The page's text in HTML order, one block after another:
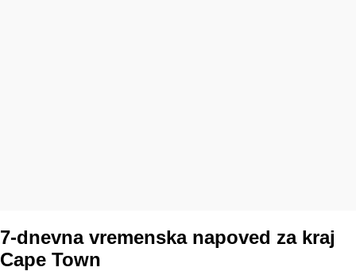
7-dnevna vremenska napoved za kraj
Cape Town